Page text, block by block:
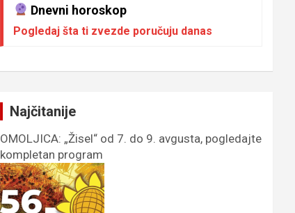
Dnevni horoskop
Pogledaj šta ti zvezde poručuju danas
Najčitanije
OMOLJICA: „Žisel“ od 7. do 9. avgusta, pogledajte
kompletan program